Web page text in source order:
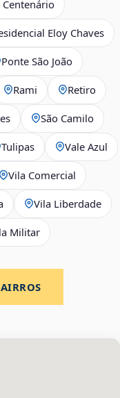
Centenário
Eloy Chaves
Ponte São João
Rami Retiro
São Camilo
Tulipas Vale Azul
Vila Comercial
Vila Liberdade
Militar